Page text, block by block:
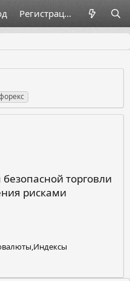
Регистрация
торговли
рисками